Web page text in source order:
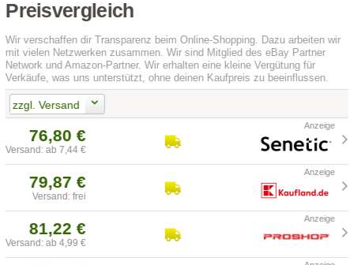
Preisvergleich
Wir verschaffen dir Transparenz beim Online-Shopping. Dazu arbeiten wir
mit vielen Netzwerken zusammen. Wir sind Mitglied des eBay Partner
Network und Amazon-Partner. Wir erhalten eine kleine Vergütung für
Verkäufe, was uns unterstützt, ohne deinen Kaufpreis zu beeinflussen.
zzgl. Versand
76,80 €
Versand: ab 7,44 €
79,87 €
Versand: frei
81,22 €
Versand: ab 4,99 €